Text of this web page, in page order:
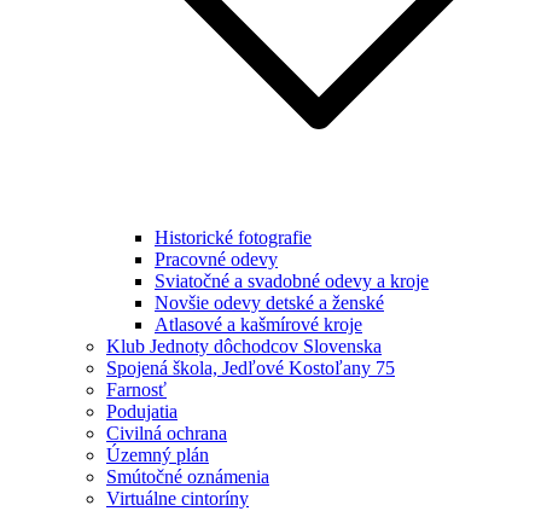
Historické fotografie
Pracovné odevy
Sviatočné a svadobné odevy a kroje
Novšie odevy detské a ženské
Atlasové a kašmírové kroje
Klub Jednoty dôchodcov Slovenska
Spojená škola, Jedľové Kostoľany 75
Farnosť
Podujatia
Civilná ochrana
Územný plán
Smútočné oznámenia
Virtuálne cintoríny